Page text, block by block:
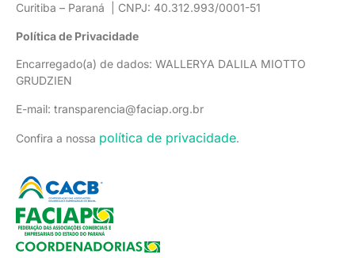
Curitiba – Paraná | CNPJ: 40.312.993/0001-51
Política de Privacidade
Encarregado(a) de dados: WALLERYA DALILA MIOTTO
GRUDZIEN
E-mail: transparencia@faciap.org.br
Confira a nossa política de privacidade.